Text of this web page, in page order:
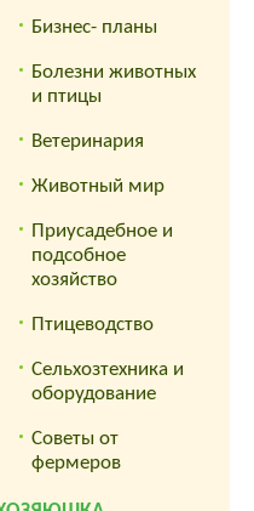
Бизнес- планы
Болезни животных
и птицы
Ветеринария
Животный мир
Приусадебное и
подсобное
хозяйство
Птицеводство
Сельхозтехника и
оборудование
Советы от
фермеров